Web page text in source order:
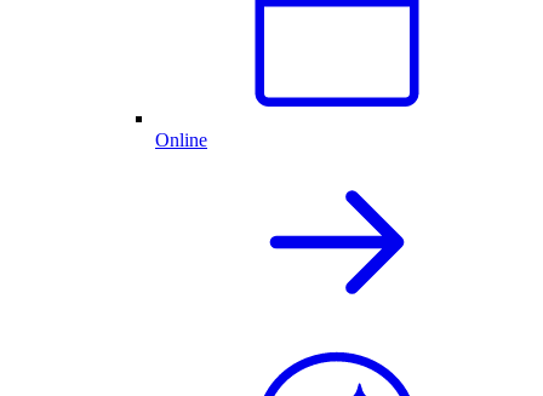
Online